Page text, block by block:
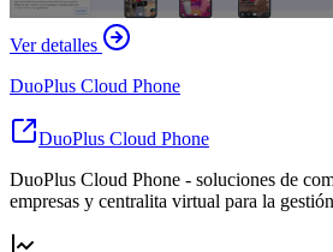
Ver detalles
DuoPlus Cloud Phone
DuoPlus Cloud Phone
DuoPlus Cloud Phone - soluciones de
empresas y centralita virtual para la